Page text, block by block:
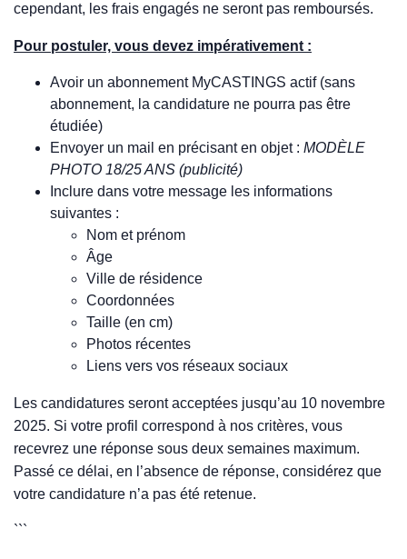
cependant, les frais engagés ne seront pas remboursés.
Pour postuler, vous devez impérativement :
Avoir un abonnement MyCASTINGS actif (sans
abonnement, la candidature ne pourra pas être
étudiée)
Envoyer un mail en précisant en objet : MODÈLE
PHOTO 18/25 ANS (publicité)
Inclure dans votre message les informations
suivantes :
Nom et prénom
Âge
Ville de résidence
Coordonnées
Taille (en cm)
Photos récentes
Liens vers vos réseaux sociaux
Les candidatures seront acceptées jusqu’au 10 novembre
2025. Si votre profil correspond à nos critères, vous
recevrez une réponse sous deux semaines maximum.
Passé ce délai, en l’absence de réponse, considérez que
votre candidature n’a pas été retenue.
```